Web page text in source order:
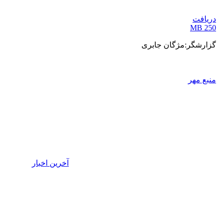
دریافت
250 MB
گزارشگر:مژگان جابری
منبع مهر
آخرین اخبار